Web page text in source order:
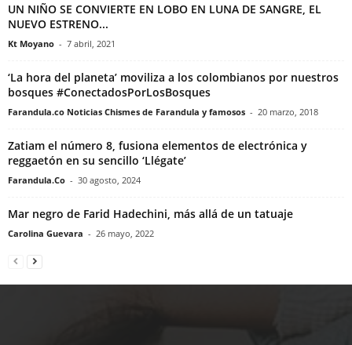
UN NIÑO SE CONVIERTE EN LOBO EN LUNA DE SANGRE, EL
NUEVO ESTRENO...
Kt Moyano - 7 abril, 2021
‘La hora del planeta’ moviliza a los colombianos por nuestros
bosques #ConectadosPorLosBosques
Farandula.co Noticias Chismes de Farandula y famosos - 20 marzo, 2018
Zatiam el número 8, fusiona elementos de electrónica y
reggaetón en su sencillo ‘Llégate’
Farandula.Co - 30 agosto, 2024
Mar negro de Farid Hadechini, más allá de un tatuaje
Carolina Guevara - 26 mayo, 2022